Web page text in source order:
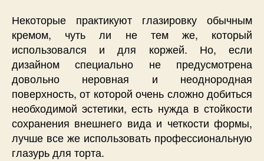
Некоторые практикуют глазировку обычным
кремом, чуть ли не тем же, который
использовался и для коржей. Но, если
дизайном специально не предусмотрена
довольно неровная и неоднородная
поверхность, от которой очень сложно добиться
необходимой эстетики, есть нужда в стойкости
сохранения внешнего вида и четкости формы,
лучше все же использовать профессиональную
глазурь для торта.